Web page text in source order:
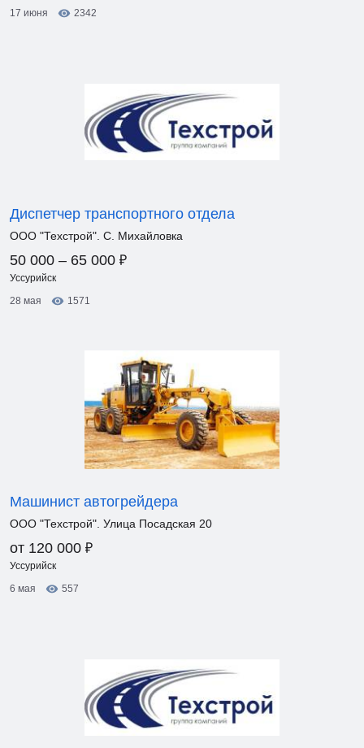
17 июня
2342
Диспетчер транспортного отдела
ООО "Техстрой". С. Михайловка
50 000 – 65 000 ₽
Уссурийск
28 мая
1571
Машинист автогрейдера
ООО "Техстрой". Улица Посадская 20
от 120 000 ₽
Уссурийск
6 мая
557